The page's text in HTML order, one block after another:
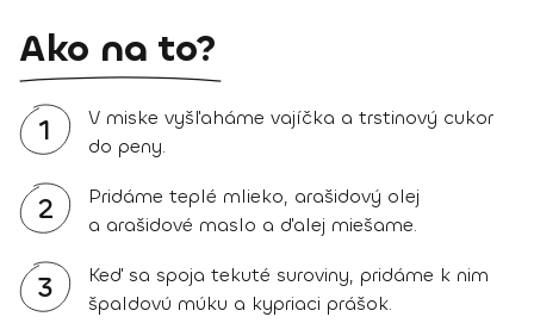
Ako na to?
1
V miske vyšľaháme vajíčka a trstinový cukor
do peny.
2
Pridáme teplé mlieko, arašidový olej
a arašidové maslo a ďalej miešame.
3
Keď sa spoja tekuté suroviny, pridáme k nim
špaldovú múku a kypriaci prášok.